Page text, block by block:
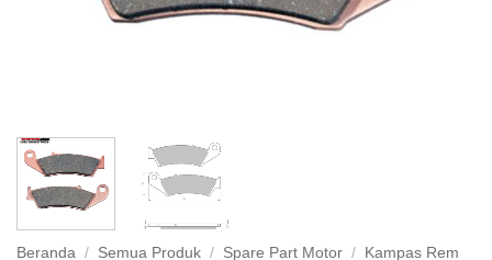
Beranda / Semua Produk / Spare Part Motor / Kampas Rem